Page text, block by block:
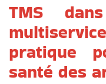
TMS
pratique
santé des